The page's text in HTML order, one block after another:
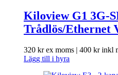
Kiloview G1 3G-
Trådlös/Ethernet
320 krex moms | 400 krinkl
Lägg till i hyra